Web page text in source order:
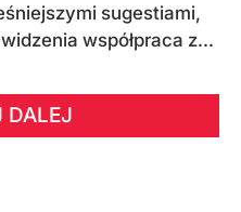
sugestiami,
współpraca z...
DALEJ